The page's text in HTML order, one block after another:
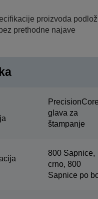
proizvoda
prethodne najave
glava za
štampanje
800 Sapnice,
crno, 800
Sapnice po